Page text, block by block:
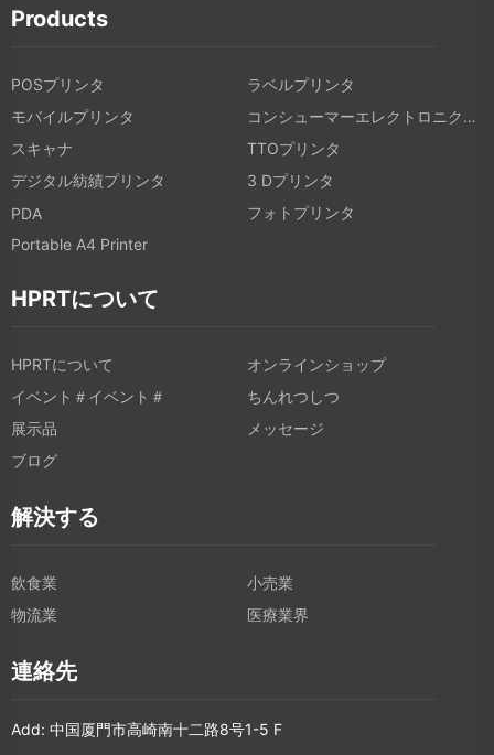
Products
POSプリンタ
ラベルプリンタ
モバイルプリンタ
コンシューマーエレクトロニクス製品
スキャナ
TTOプリンタ
デジタル紡績プリンタ
3 Dプリンタ
PDA
フォトプリンタ
Portable A4 Printer
HPRTについて
HPRTについて
オンラインショップ
イベント＃イベント＃
ちんれつしつ
展示品
メッセージ
ブログ
解決する
飲食業
小売業
物流業
医療業界
連絡先
Add: 中国厦門市高崎南十二路8号1-5 F